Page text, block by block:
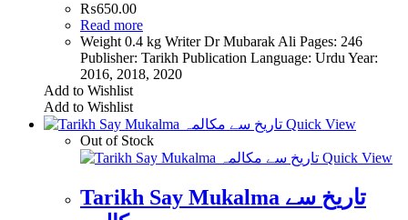
₨650.00
Read more
Weight 0.4 kg Writer Dr Mubarak Ali Pages: 246
Publisher: Tarikh Publication Language: Urdu Year:
2016, 2018, 2020
Add to Wishlist
Add to Wishlist
Quick View
Out of Stock
Quick View
Tarikh Say Mukalma تاريخ سے